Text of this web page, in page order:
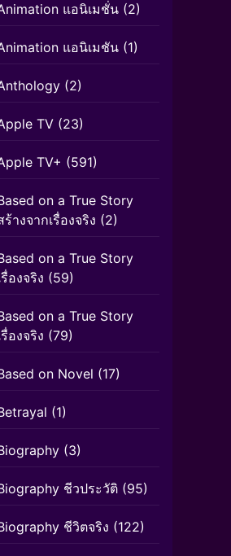
แอนิเมชั่น (2)
แอนิเมชัน (1)
(2)
TV (23)
TV+ (591)
on a True Story
ร้างจากเรื่องจริง (2)
on a True Story
รื่องจริง (59)
on a True Story
รื่องจริง (79)
on Novel (17)
(1)
(3)
ชีวประวัติ (95)
ชีวิตจริง (122)